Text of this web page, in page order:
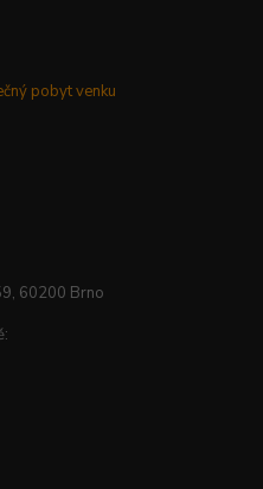
pobyt venku
60200 Brno